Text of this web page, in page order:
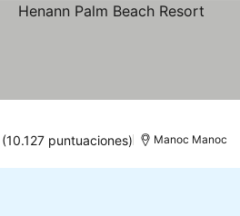
(10.127 puntuaciones) Manoc Manoc